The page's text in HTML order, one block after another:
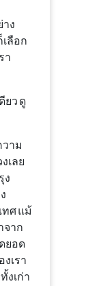
ง
ลือก
า
ยว ดู
าม
เลย
ง
ศ แม้
าก
ยอด
เรา
งเก่า